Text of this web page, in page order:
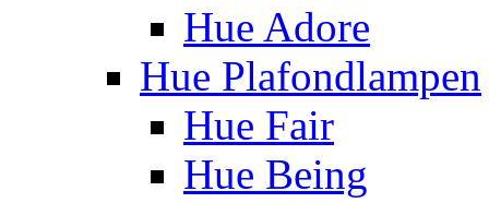
Hue Adore
Hue Plafondlampen
Hue Fair
Hue Being